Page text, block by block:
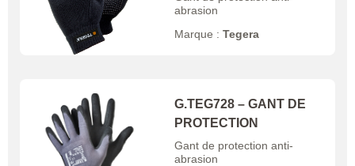
abrasion
Marque :Tegera
G.TEG728 – GANT DE
PROTECTION
Gant de protection anti-
abrasion